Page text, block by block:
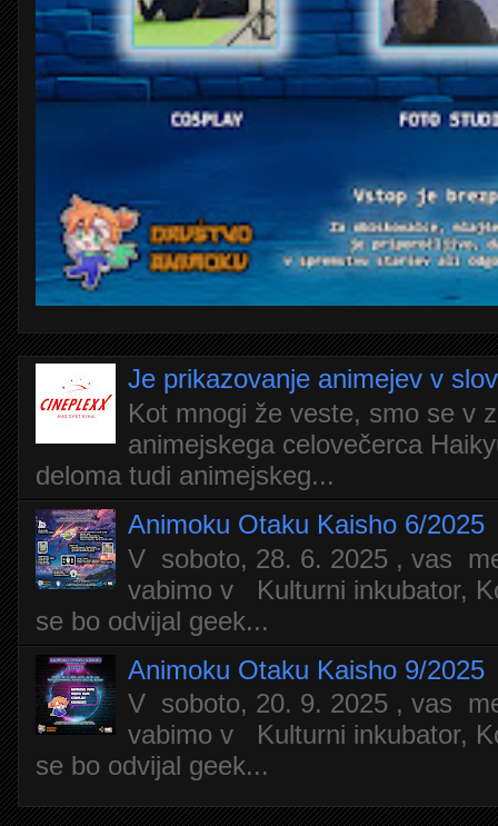
Je prikazovanje animejev v
Kot mnogi že veste, smo se v
animejskega celovečerca
deloma tudi animejskeg...
Animoku Otaku Kaisho 6/2025
V soboto, 28. 6. 2025 , vas
vabimo v Kulturni inkubator,
se bo odvijal geek...
Animoku Otaku Kaisho 9/2025
V soboto, 20. 9. 2025 , vas
vabimo v Kulturni inkubator,
se bo odvijal geek...